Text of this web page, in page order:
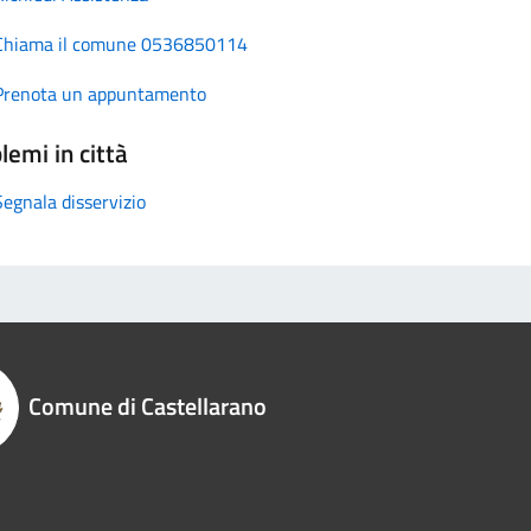
il comune 0536850114
un appuntamento
in città
disservizio
Comune di Castellarano